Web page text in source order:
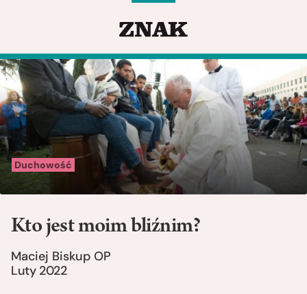
Duchowość
Kto jest moim bliźnim?
Maciej Biskup OP
Luty 2022